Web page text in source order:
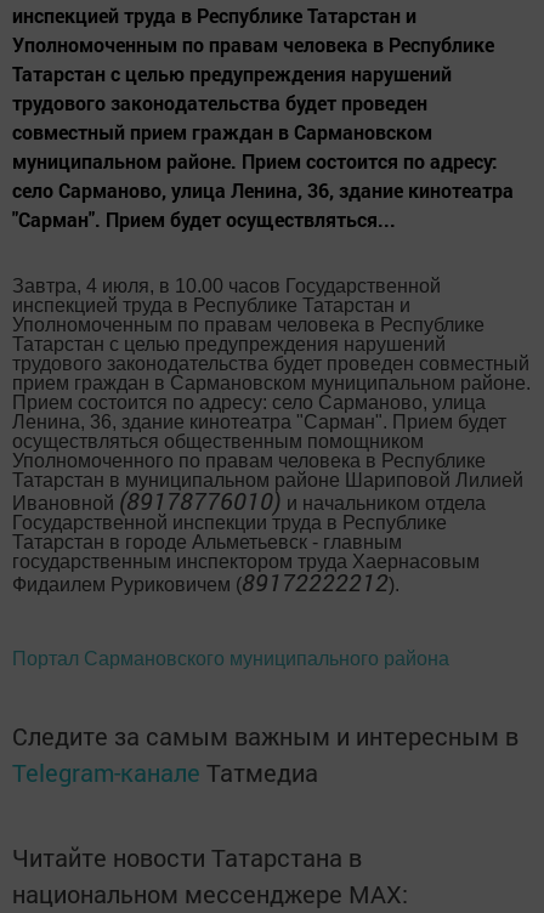
инспекцией труда в Республике Татарстан и
Уполномоченным по правам человека в Республике
Татарстан с целью предупреждения нарушений
трудового законодательства будет проведен
совместный прием граждан в Сармановском
муниципальном районе. Прием состоится по адресу:
село Сарманово, улица Ленина, 36, здание кинотеатра
"Сарман". Прием будет осуществляться...
Завтра, 4 июля, в 10.00 часов Государственной
инспекцией труда в Республике Татарстан и
Уполномоченным по правам человека в Республике
Татарстан с целью предупреждения нарушений
трудового законодательства будет проведен совместный
прием граждан в Сармановском муниципальном районе.
Прием состоится по адресу: село Сарманово, улица
Ленина, 36, здание кинотеатра "Сарман". Прием будет
осуществляться общественным помощником
Уполномоченного по правам человека в Республике
Татарстан в муниципальном районе Шариповой Лилией
Ивановной (89178776010) и начальником отдела
Государственной инспекции труда в Республике
Татарстан в городе Альметьевск - главным
государственным инспектором труда Хаернасовым
Фидаилем Руриковичем (89172222212).
Портал Сармановского муниципального района
Следите за самым важным и интересным в
Telegram-канале Татмедиа
Читайте новости Татарстана в
национальном мессенджере MАХ: